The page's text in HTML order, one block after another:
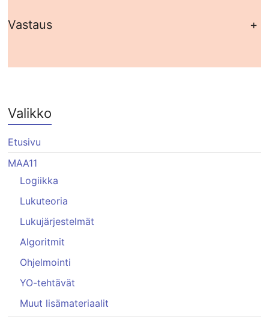
Vastaus +
Valikko
Etusivu
MAA11
Logiikka
Lukuteoria
Lukujärjestelmät
Algoritmit
Ohjelmointi
YO-tehtävät
Muut lisämateriaalit